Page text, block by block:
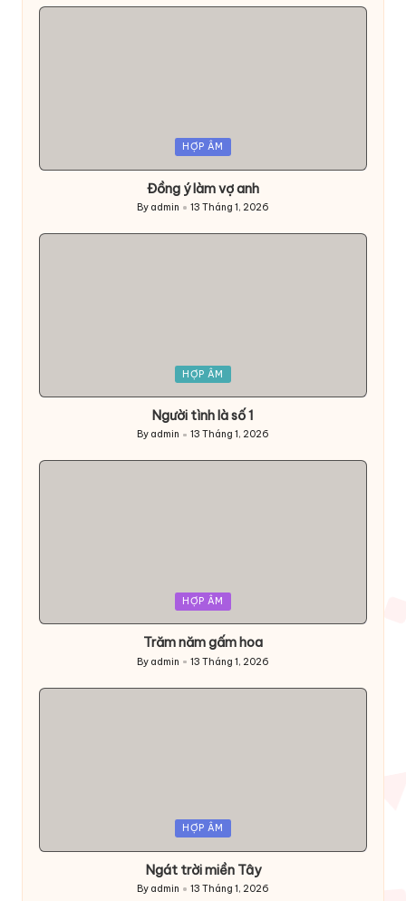
HỢP ÂM
Đồng ý làm vợ anh
Posted
by
By admin 13 Tháng 1, 2026
HỢP ÂM
Người tình là số 1
Posted
by
By admin 13 Tháng 1, 2026
HỢP ÂM
Trăm năm gấm hoa
Posted
By admin 13 Tháng 1, 2026
HỢP ÂM
Ngát trời miền Tây
Posted
By admin 13 Tháng 1, 2026